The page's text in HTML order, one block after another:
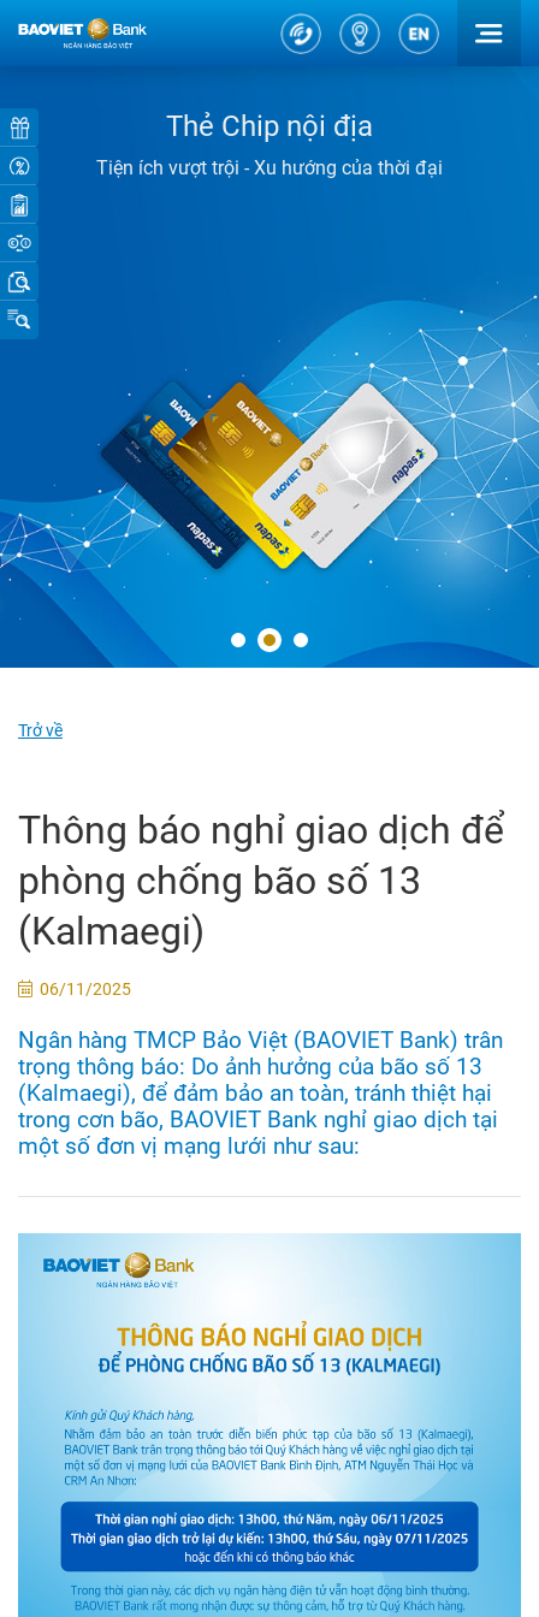
Thẻ Chip nội địa
Tiện ích vượt trội - Xu hướng của thời đại
Trở về
Thông báo nghỉ giao dịch để
phòng chống bão số 13
(Kalmaegi)
06/11/2025
Ngân hàng TMCP Bảo Việt (BAOVIET Bank) trân
trọng thông báo: Do ảnh hưởng của bão số 13
(Kalmaegi), để đảm bảo an toàn, tránh thiệt hại
trong cơn bão, BAOVIET Bank nghỉ giao dịch tại
một số đơn vị mạng lưới như sau: